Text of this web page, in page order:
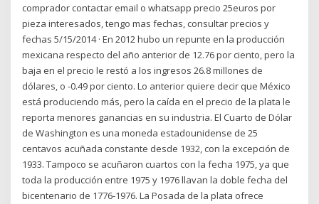
comprador contactar email o whatsapp precio 25euros por
pieza interesados, tengo mas fechas, consultar precios y
fechas 5/15/2014 · En 2012 hubo un repunte en la producción
mexicana respecto del año anterior de 12.76 por ciento, pero la
baja en el precio le restó a los ingresos 26.8 millones de
dólares, o -0.49 por ciento. Lo anterior quiere decir que México
está produciendo más, pero la caída en el precio de la plata le
reporta menores ganancias en su industria. El Cuarto de Dólar
de Washington es una moneda estadounidense de 25
centavos acuñada constante desde 1932, con la excepción de
1933. Tampoco se acuñaron cuartos con la fecha 1975, ya que
toda la producción entre 1975 y 1976 llavan la doble fecha del
bicentenario de 1776-1976. La Posada de la plata ofrece